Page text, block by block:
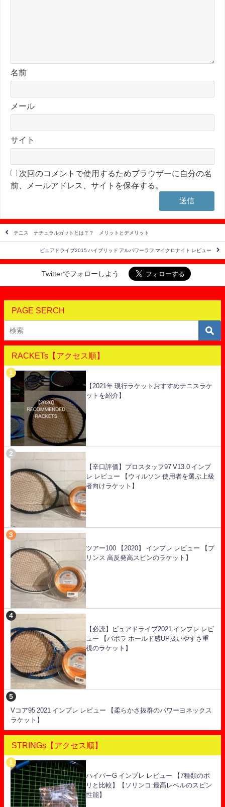
名前
メール
サイト
次回のコメントで使用するためブラウザーに自分の名
前、メールアドレス、サイトを保存する。
テニス ナチュラルガットとは？？ メリットとデメリット
ピュアドライブ2015 ハイブリッド アルパワーラフ マイクロナイト レビュー
Twitterでフォローしよう
PAGE SERCH
RACKETs【アクセス順】
【2021年 現行ラケットおすすめテニスラケ
ットを紹介】
【辛口評価】プロスタッフ97 V13.0 インプ
レ レビュー 【ウィルソン 使用者を選ぶ上級
者向けラケット】
ツアー100 【2020】 インプレ レビュー 【プ
リンス 高反発高スピンのラケット】
【必読】ピュアドライブ2021 インプレ レビ
ュー 【バボラ ホールド感UP扱いやすさ重
視のラケット】
Vコア95 2021 インプレ レビュー 【柔らかさ抜群のパワーヨネックス
ラケット】
STRINGs【アクセス順】
ハイパーG インプレ レビュー 【7種類のポ
リと比較】【ソリンコ:最高レベルのスピン
性能】